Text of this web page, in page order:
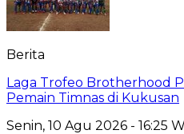
Berita
Laga Trofeo Brotherhood
Pemain Timnas di Kukusan
Senin, 10 Agu 2026 - 16:25